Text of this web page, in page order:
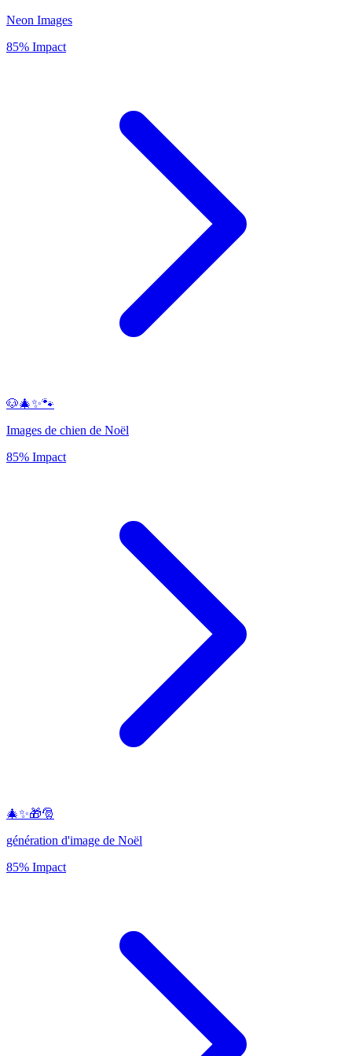
Neon Images
85% Impact
🐶🎄✨🐾
Images de chien de Noël
85% Impact
🎄✨🎁🎅
génération d'image de Noël
85% Impact